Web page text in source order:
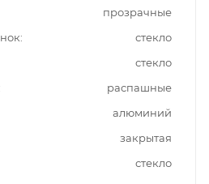
прозрачные
стекло
стекло
распашные
алюминий
закрытая
стекло